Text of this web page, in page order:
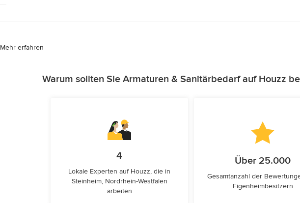
Mehr erfahren
Warum sollten Sie Armaturen & Sanitärbedarf auf Houzz
4
Lokale Experten auf Houzz, die in
Steinheim, Nordrhein-Westfalen
arbeiten
Über 25.000
Gesamtanzahl der
Eigenheimbesitzern